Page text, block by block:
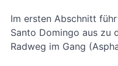
Im ersten Abschnitt
Santo Domingo aus zu
Radweg im Gang